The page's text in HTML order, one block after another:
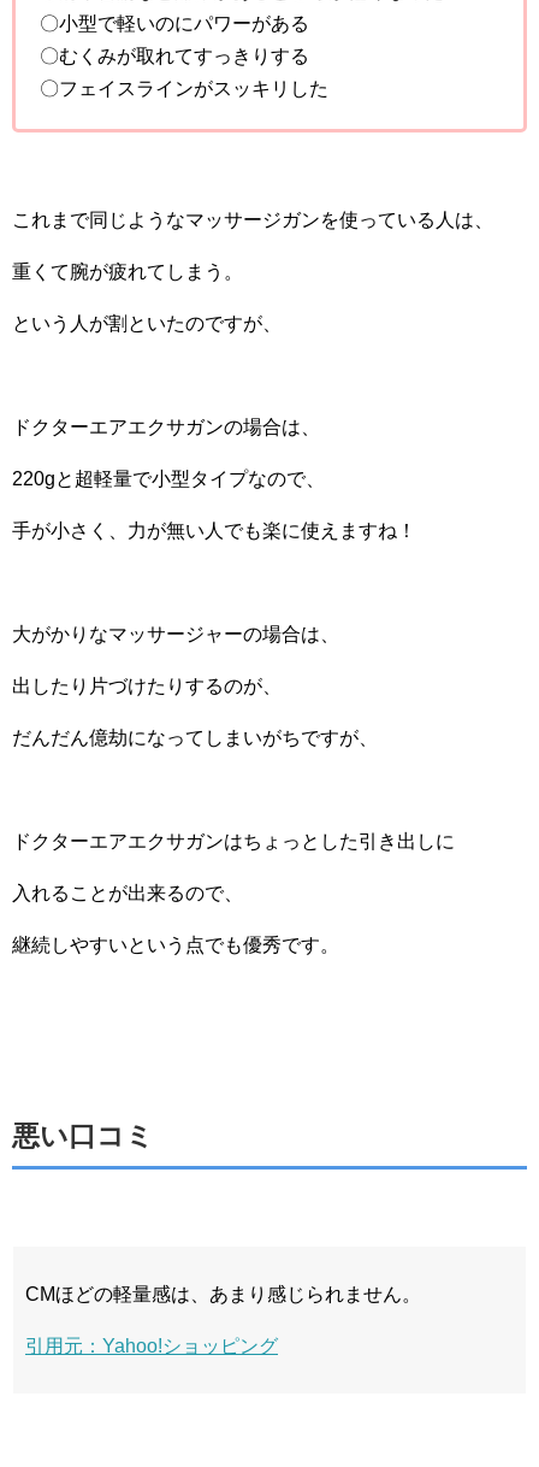
〇小型で軽いのにパワーがある
〇むくみが取れてすっきりする
〇フェイスラインがスッキリした
これまで同じようなマッサージガンを使っている人は、
重くて腕が疲れてしまう。
という人が割といたのですが、
ドクターエアエクサガンの場合は、
220gと超軽量で小型タイプなので、
手が小さく、力が無い人でも楽に使えますね！
大がかりなマッサージャーの場合は、
出したり片づけたりするのが、
だんだん億劫になってしまいがちですが、
ドクターエアエクサガンはちょっとした引き出しに
入れることが出来るので、
継続しやすいという点でも優秀です。
悪い口コミ
CMほどの軽量感は、あまり感じられません。
引用元：Yahoo!ショッピング